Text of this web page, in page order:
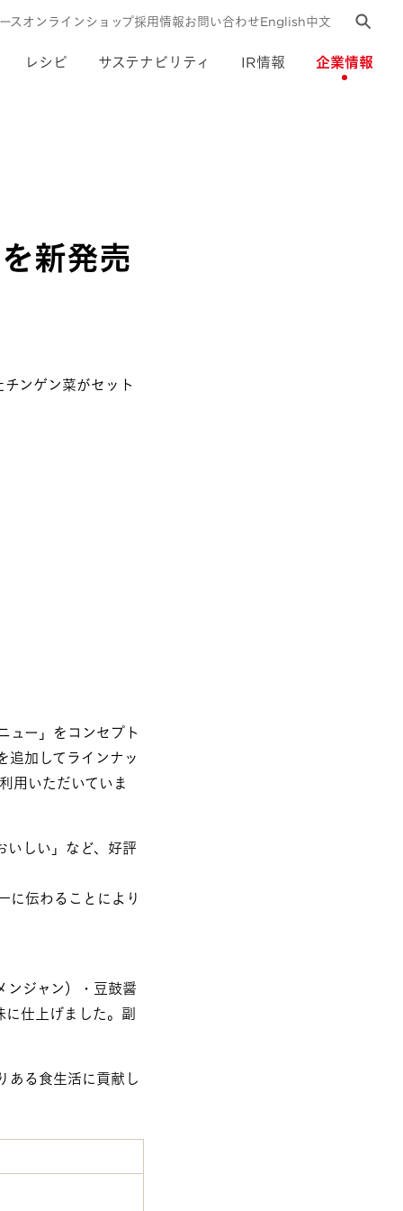
レシピ サステナビリティ IR情報 企業情報
スオンラインショップ採用情報お問い合わせEnglish中文
新発売
ンゲン菜がセット
ュー」をコンセプト
追加してラインナッ
用いただいていま
いしい」など、好評
に伝わることにより
ンジャン）・豆鼓醤
仕上げました。副
ある食生活に貢献し